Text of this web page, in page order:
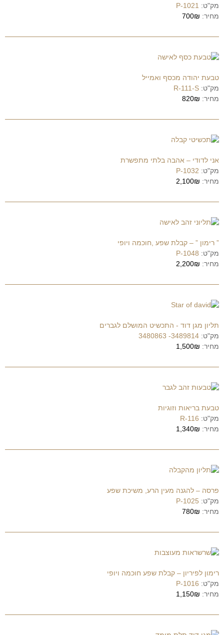
מק"ט: P-1021
מחיר: 700₪
טבעת יהודה מכסף ואמייל
מק"ט: R-111-S
מחיר: 820₪
אני לדודי – אהבה בלתי מתפשרת
מק"ט: P-1032
מחיר: 2,100₪
” רימון ” – קבלת שפע ,חוכמה ויופי
מק"ט: P-1048
מחיר: 2,200₪
תליון מגן דוד - התכשיט המושלם לגברים
מק"ט: 3489814- 3480863
מחיר: 1,500₪
טבעת בריאות וזוגיות
מק"ט: R-116
מחיר: 1,340₪
פרסה – להגנה מעין הרע, משיכת שפע
מק"ט: P-1025
מחיר: 780₪
רימון לפיריון – קבלת שפע חוכמה ויופי
מק"ט: P-1016
מחיר: 1,150₪